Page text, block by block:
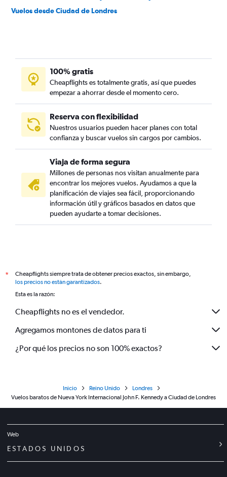
Vuelos desde Ciudad de Londres
100% gratis
Cheapflights es totalmente gratis, así que puedes
empezar a ahorrar desde el momento cero.
Reserva con flexibilidad
Nuestros usuarios pueden hacer planes con total
confianza y buscar vuelos sin cargos por cambios.
Viaja de forma segura
Millones de personas nos visitan anualmente para
encontrar los mejores vuelos. Ayudamos a que la
planificación de viajes sea fácil, proporcionando
información útil y gráficos basados en datos que
pueden ayudarte a tomar decisiones.
*
Cheapflights siempre trata de obtener precios exactos, sin embargo,
los precios no están garantizados.
Esta es la razón:
Cheapflights no es el vendedor.
Agregamos montones de datos para ti
¿Por qué los precios no son 100% exactos?
Inicio Reino Unido
Londres
Vuelos baratos de Nueva York Internacional John F. Kennedy a Ciudad de Londres
Web
ESTADOS UNIDOS